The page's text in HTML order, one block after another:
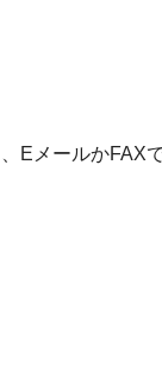
EメールかFAX